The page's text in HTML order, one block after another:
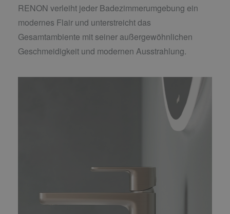
RENON verleiht jeder Badezimmerumgebung ein
modernes Flair und unterstreicht das
Gesamtambiente mit seiner außergewöhnlichen
Geschmeidigkeit und modernen Ausstrahlung.